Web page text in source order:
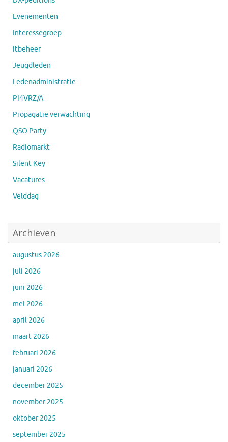
Evenementen
Interessegroep
itbeheer
Jeugdleden
Ledenadministratie
PI4VRZ/A
Propagatie verwachting
QSO Party
Radiomarkt
Silent Key
Vacatures
Velddag
Archieven
augustus 2026
juli 2026
juni 2026
mei 2026
april 2026
maart 2026
februari 2026
januari 2026
december 2025
november 2025
oktober 2025
september 2025